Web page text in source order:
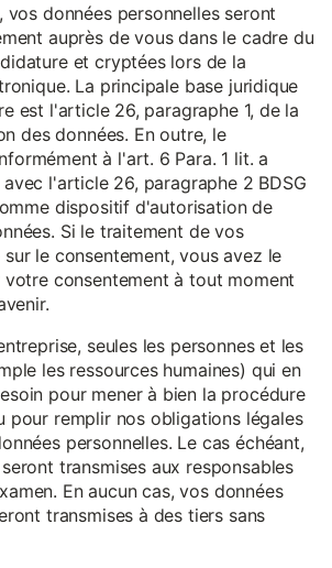
vos données personnelles seront
auprès de vous dans le cadre du
et cryptées lors de la
La principale base juridique
est l'article 26, paragraphe 1, de la
des données. En outre, le
à l'art. 6 Para. 1 lit. a
avec l'article 26, paragraphe 2 BDSG
dispositif d'autorisation de
Si le traitement de vos
le consentement, vous avez le
consentement à tout moment
seules les personnes et les
les ressources humaines) qui en
pour mener à bien la procédure
pour remplir nos obligations légales
personnelles. Le cas échéant,
transmises aux responsables
En aucun cas, vos données
transmises à des tiers sans